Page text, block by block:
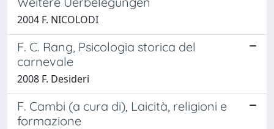
2004 F. NICOLODI
F. C. Rang, Psicologia storica del
carnevale
2008 F. Desideri
F. Cambi (a cura di), Laicità, religioni e
formazione